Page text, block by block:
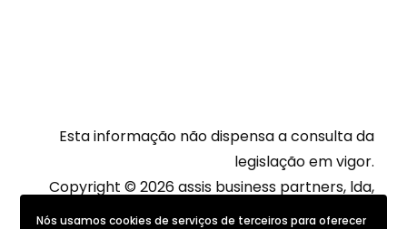
Esta informação não dispensa a consulta da
legislação em vigor.
Copyright © 2026 assis business partners, lda,
All rights reserved
Nós usamos cookies de serviços de terceiros para oferecer